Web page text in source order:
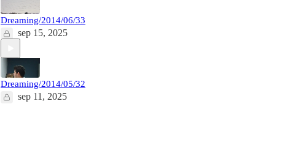
Dreaming/2014/06/33
sep 15, 2025
Dreaming/2014/05/32
sep 11, 2025